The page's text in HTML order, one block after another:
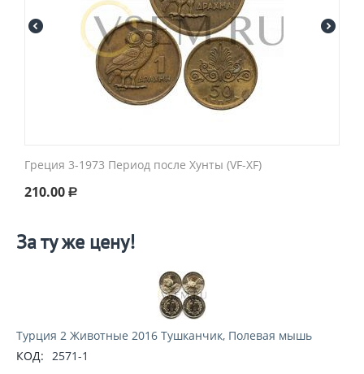
Греция 3-1973 Период после Хунты (VF-XF)
210.00 Р
За ту же цену!
Турция 2 Животные 2016 Тушканчик, Полевая мышь
КОД: 2571-1